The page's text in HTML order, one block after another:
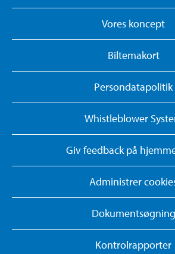
Vores koncept
Biltemakort
Persondatapolitik
Whistleblower
Giv feedback på
Administrer
Dokumentsøgning
Kontrolrapporter